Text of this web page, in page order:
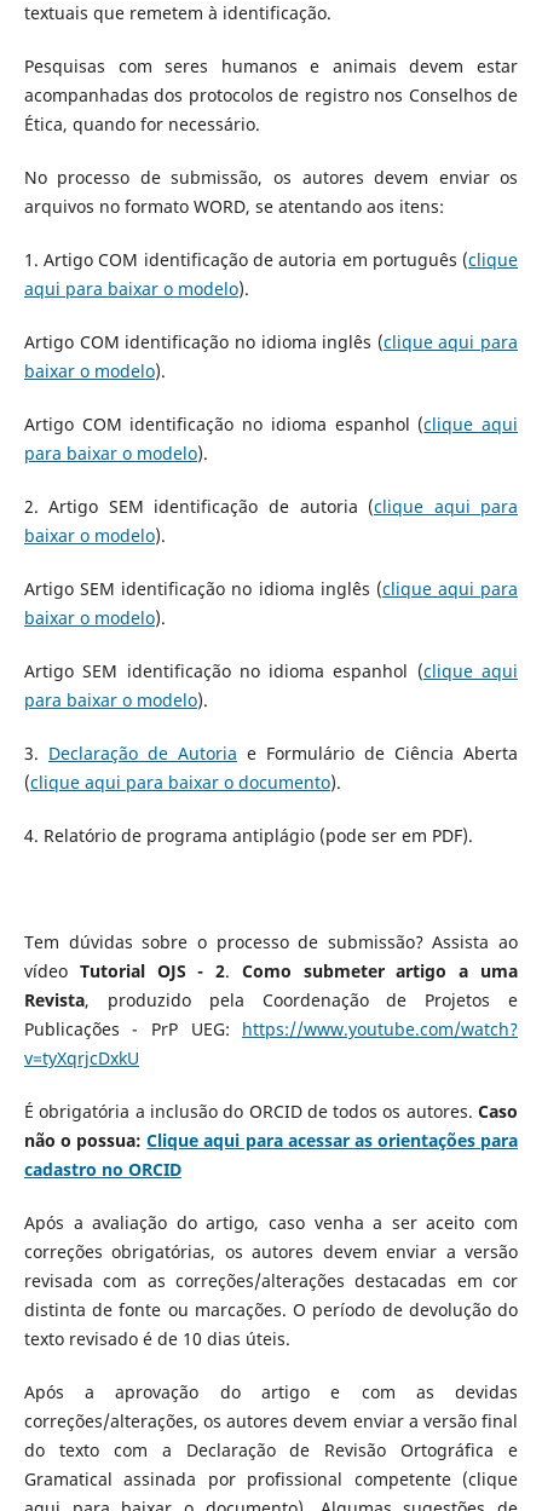
textuais que remetem à identificação.
Pesquisas com seres humanos e animais devem estar
acompanhadas dos protocolos de registro nos Conselhos de
Ética, quando for necessário.
No processo de submissão, os autores devem enviar os
arquivos no formato WORD, se atentando aos itens:
1. Artigo COM identificação de autoria em português (clique
aqui para baixar o modelo).
Artigo COM identificação no idioma inglês (clique aqui para
baixar o modelo).
Artigo COM identificação no idioma espanhol (clique aqui
para baixar o modelo).
2. Artigo SEM identificação de autoria (clique aqui para
baixar o modelo).
Artigo SEM identificação no idioma inglês (clique aqui para
baixar o modelo).
Artigo SEM identificação no idioma espanhol (clique aqui
para baixar o modelo).
3. Declaração de Autoria e Formulário de Ciência Aberta
(clique aqui para baixar o documento).
4. Relatório de programa antiplágio (pode ser em PDF).
Tem dúvidas sobre o processo de submissão? Assista ao
vídeoTutorial OJS - 2. Como submeter artigo a uma
Revista,
produzido pela Coordenação de Projetos e
Publicações - PrP UEG: https://www.youtube.com/watch?
v=tyXqrjcDxkU
É obrigatória a inclusão do ORCID de todos os autores. Caso
não o possua:Clique aqui para acessar as orientações para
cadastro no ORCID
Após a avaliação do artigo, caso venha a ser aceito com
correções obrigatórias, os autores devem enviar a versão
revisada com as correções/alterações destacadas em cor
distinta de fonte ou marcações. O período de devolução do
texto revisado é de 10 dias úteis.
Após a aprovação do artigo e com as devidas
correções/alterações, os autores devem enviar a versão final
do texto com a Declaração de Revisão Ortográfica e
Gramatical assinada por profissional competente (clique